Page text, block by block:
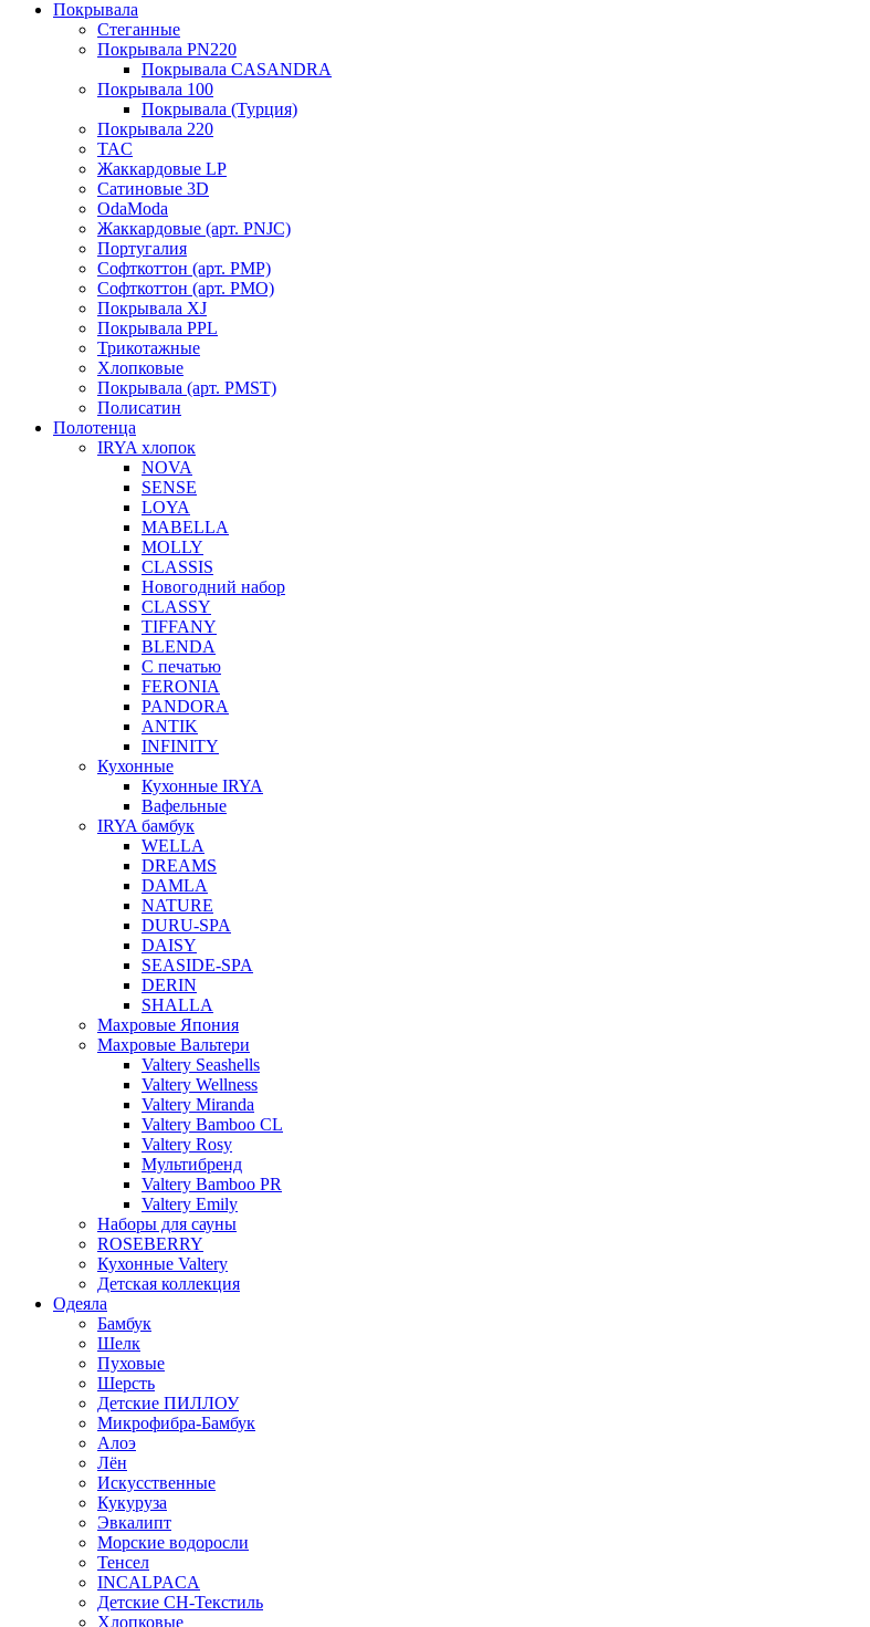
Покрывала
Стеганные
Покрывала PN220
Покрывала CASANDRA
Покрывала 100
Покрывала (Турция)
Покрывала 220
TAC
Жаккардовые LP
Сатиновые 3D
OdaModa
Жаккардовые (арт. PNJC)
Португалия
Софткоттон (арт. PMP)
Софткоттон (арт. PMO)
Покрывала XJ
Покрывала PPL
Трикотажные
Хлопковые
Покрывала (арт. PMST)
Полисатин
Полотенца
IRYA хлопок
NOVA
SENSE
LOYA
MABELLA
MOLLY
CLASSIS
Новогодний набор
CLASSY
TIFFANY
BLENDA
С печатью
FERONIA
PANDORA
ANTIK
INFINITY
Кухонные
Кухонные IRYA
Вафельные
IRYA бамбук
WELLA
DREAMS
DAMLA
NATURE
DURU-SPA
DAISY
SEASIDE-SPA
DERIN
SHALLA
Махровые Япония
Махровые Вальтери
Valtery Seashells
Valtery Wellness
Valtery Miranda
Valtery Bamboo CL
Valtery Rosy
Мультибренд
Valtery Bamboo PR
Valtery Emily
Наборы для сауны
ROSEBERRY
Кухонные Valtery
Детская коллекция
Одеяла
Бамбук
Шелк
Пуховые
Шерсть
Детские ПИЛЛОУ
Микрофибра-Бамбук
Алоэ
Лён
Искусственные
Кукуруза
Эвкалипт
Морские водоросли
Тенсел
INCALPACA
Детские СН-Текстиль
Хлопковые